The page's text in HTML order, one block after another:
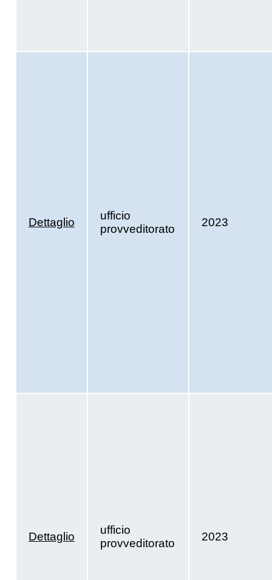
Dettaglio
ufficio
provveditorato
2023
Dettaglio
ufficio
provveditorato
2023